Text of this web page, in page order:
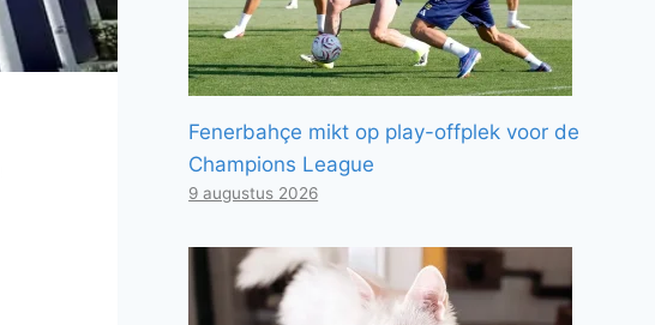
Fenerbahçe mikt op play-offplek voor de
Champions League
9 augustus 2026